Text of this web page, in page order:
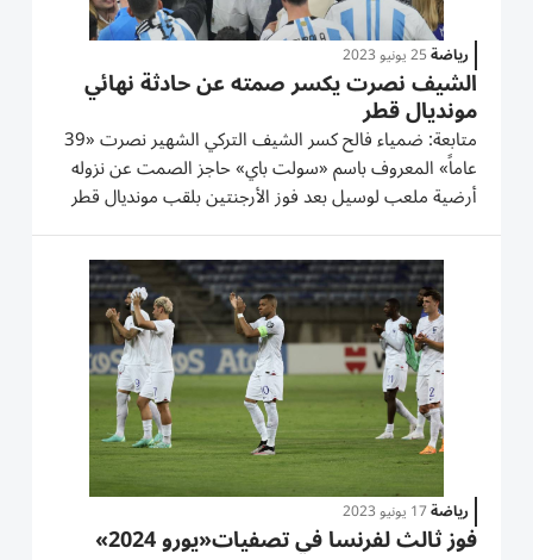
رياضة25 يونيو 2023
الشيف نصرت يكسر صمته عن حادثة نهائي
مونديال قطر
متابعة: ضمياء فالح كسر الشيف التركي الشهير نصرت «39
عاماً» المعروف باسم «سولت باي» حاجز الصمت عن نزوله
أرضية ملعب لوسيل بعد فوز الأرجنتين بلقب مونديال قطر
2022 على حساب فرنسا. ولاحق الشيف المشهور ب«رش
الملح على اللحم» العديد من نجوم الأرجنتين لالتقاط صور
معهم ومع كأس العالم...
رياضة17 يونيو 2023
فوز ثالث لفرنسا في تصفيات«يورو 2024»